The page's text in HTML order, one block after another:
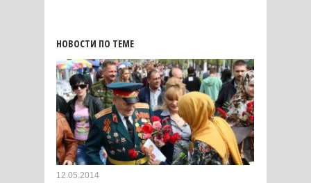
НОВОСТИ ПО ТЕМЕ
12.05.2014